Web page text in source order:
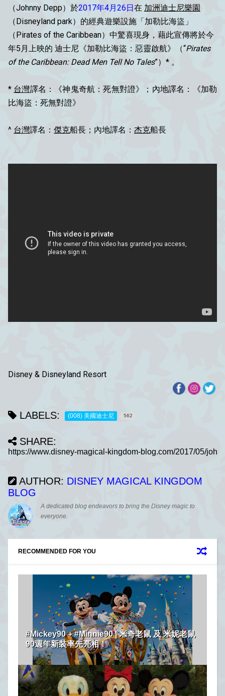
（Johnny Depp）於2017年4月26日在 加洲迪士尼樂園
（Disneyland park）的經典遊樂設施「加勒比海盜」
（Pirates of the Caribbean）中驚喜現身，藉此宣傳將於今
年5月上映的 迪士尼《加勒比海盜：惡靈啟航》（“Pirates
of the Caribbean: Dead Men Tell No Tales”）* 。
* 台灣譯名：《神鬼奇航：死無對證》；內地譯名：《加勒
比海盜：死無對證》
^ 台灣譯名： 傑克船長；內地譯名： 杰克船長
Disney & Disneyland Resort
LABELS: (008) 美國迪士尼 562
SHARE:
AUTHOR: DISNEY MAGICAL KINGDOM
BLOG
A dedicated blog endeavors to bring the Disney magic to
everyone.
RECOMMENDED FOR YOU
#Mickey90 + #Minnie90 | 米奇老鼠 及 米妮老鼠
90週年新裝率先亮相！